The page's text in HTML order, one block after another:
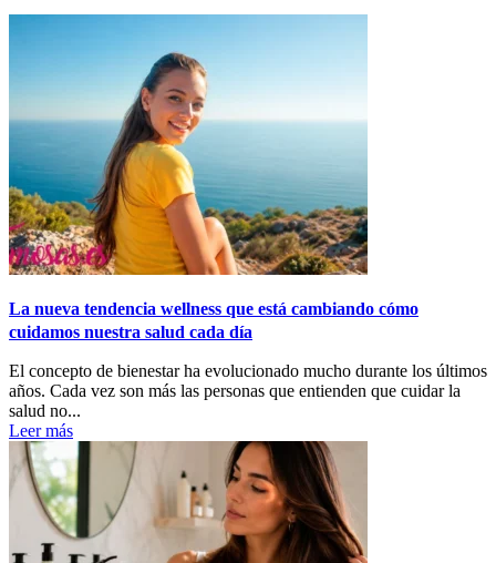
La nueva tendencia wellness que está cambiando cómo
cuidamos nuestra salud cada día
El concepto de bienestar ha evolucionado mucho durante los últimos
años. Cada vez son más las personas que entienden que cuidar la
salud no...
Leer más